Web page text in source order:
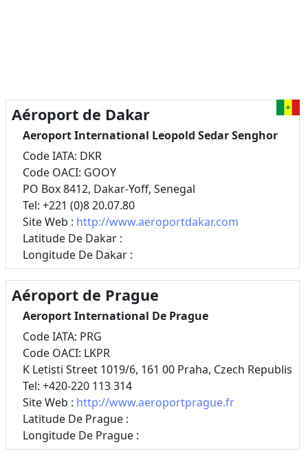
Aéroport de Dakar
Aeroport International Leopold Sedar Senghor
Code IATA: DKR
Code OACI: GOOY
PO Box 8412, Dakar-Yoff, Senegal
Tel: +221 (0)8 20.07.80
Site Web : http://www.aeroportdakar.com
Latitude De Dakar :
Longitude De Dakar :
Aéroport de Prague
Aeroport International De Prague
Code IATA: PRG
Code OACI: LKPR
K Letisti Street 1019/6, 161 00 Praha, Czech Republis
Tel: +420-220 113 314
Site Web : http://www.aeroportprague.fr
Latitude De Prague :
Longitude De Prague :